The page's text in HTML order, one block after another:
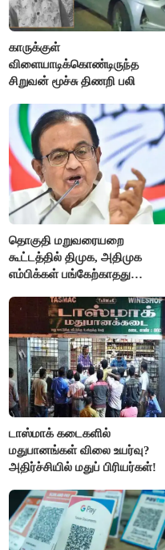
காருக்குள்
விளையாடிக்கொண்டிருந்த
சிறுவன் மூச்சு திணறி பலி
தொகுதி மறுவரையறை
கூட்டத்தில் திமுக, அதிமுக
எம்பிக்கள் பங்கேற்காதது
டாஸ்மாக் கடைகளில்
மதுபானங்கள் விலை உயர்வு?
அதிர்ச்சியில் மதுப் பிரியர்கள்!